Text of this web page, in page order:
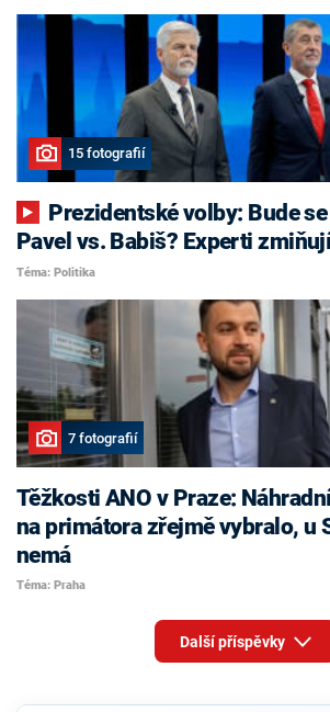
15 fotografií
Pavel vs. Babiš? Experti
Téma: Politika
7 fotografií
Těžkosti ANO v Praze:
na primátora zřejmě vybralo, u
nemá
Téma: Praha
Další příspěvky